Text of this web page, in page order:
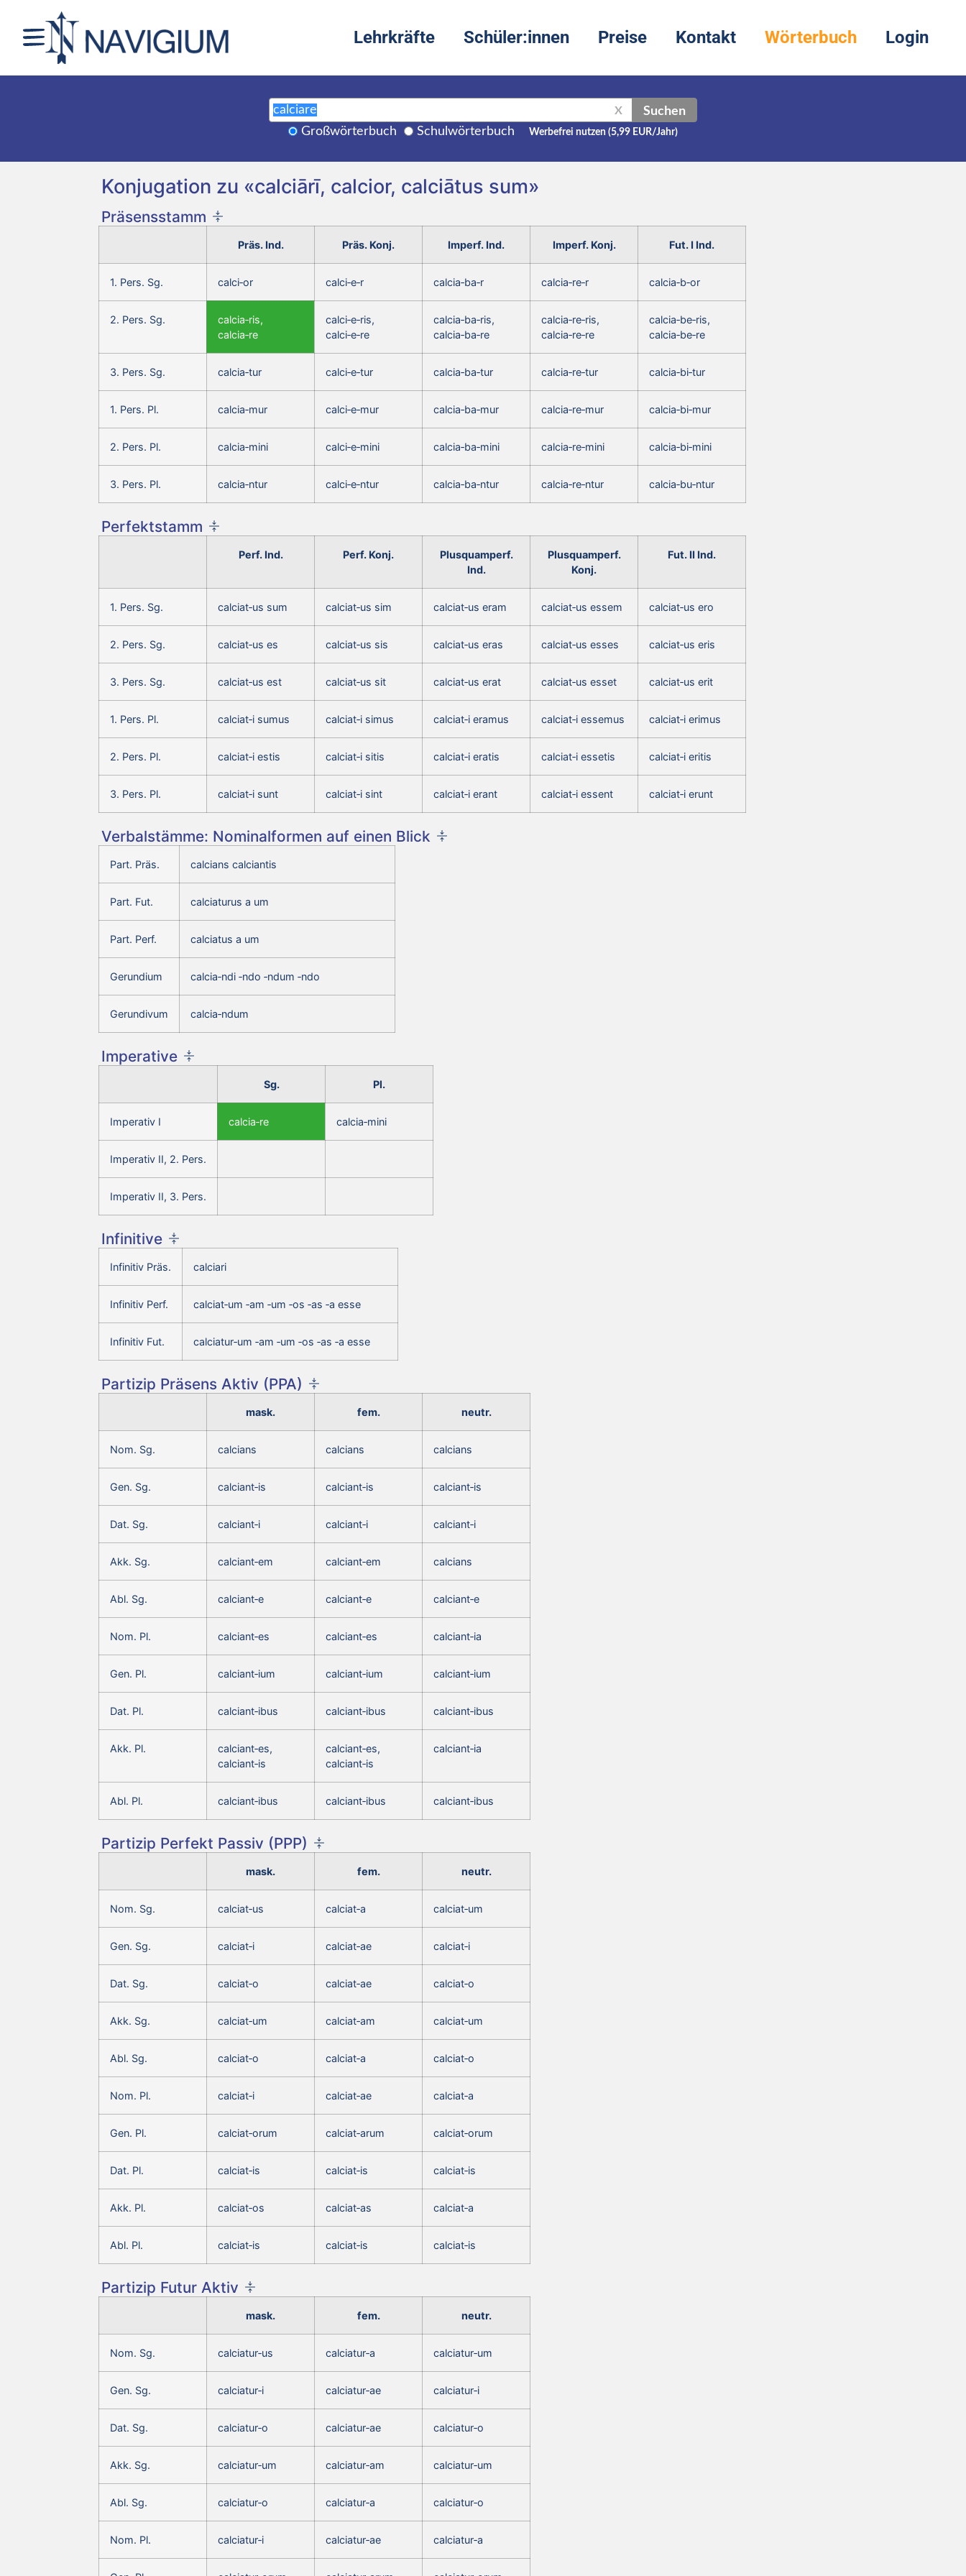
Lehrkräfte Schüler:innen Preise Kontakt Wörterbuch Login
X Suchen
Großwörterbuch Schulwörterbuch Werbefrei nutzen (5,99 EUR/Jahr)
Konjugation zu «calciārī, calcior, calciātus sum»
Präsensstamm
Präs. Ind. Präs. Konj. Imperf. Ind. Imperf. Konj. Fut. I Ind.
1. Pers. Sg. calci‑or calci‑e‑r calcia‑ba‑r calcia‑re‑r calcia‑b‑or
2. Pers. Sg.
calcia‑ris,
calcia‑re
calci‑e‑ris,
calci‑e‑re
calcia‑ba‑ris,
calcia‑ba‑re
calcia‑re‑ris,
calcia‑re‑re
calcia‑be‑ris,
calcia‑be‑re
3. Pers. Sg. calcia‑tur calci‑e‑tur calcia‑ba‑tur calcia‑re‑tur calcia‑bi‑tur
1. Pers. Pl. calcia‑mur calci‑e‑mur calcia‑ba‑mur calcia‑re‑mur calcia‑bi‑mur
2. Pers. Pl. calcia‑mini calci‑e‑mini calcia‑ba‑mini calcia‑re‑mini calcia‑bi‑mini
3. Pers. Pl. calcia‑ntur calci‑e‑ntur calcia‑ba‑ntur calcia‑re‑ntur calcia‑bu‑ntur
Perfektstamm
Perf. Ind. Perf. Konj.
Plusquamperf.
Ind.
Plusquamperf.
Konj.
Fut. II Ind.
1. Pers. Sg. calciat‑us sum calciat‑us sim calciat‑us eram calciat‑us essem calciat‑us ero
2. Pers. Sg. calciat‑us es calciat‑us sis calciat‑us eras calciat‑us esses calciat‑us eris
3. Pers. Sg. calciat‑us est calciat‑us sit calciat‑us erat calciat‑us esset calciat‑us erit
1. Pers. Pl. calciat‑i sumus calciat‑i simus calciat‑i eramus calciat‑i essemus calciat‑i erimus
2. Pers. Pl. calciat‑i estis calciat‑i sitis calciat‑i eratis calciat‑i essetis calciat‑i eritis
3. Pers. Pl. calciat‑i sunt calciat‑i sint calciat‑i erant calciat‑i essent calciat‑i erunt
Verbalstämme: Nominalformen auf einen Blick
Part. Präs. calcians calciantis
Part. Fut. calciaturus a um
Part. Perf. calciatus a um
Gerundium calcia‑ndi ‑ndo ‑ndum ‑ndo
Gerundivum calcia‑ndum
Imperative
Sg. Pl.
Imperativ I calcia‑re calcia‑mini
Imperativ II, 2. Pers.
Imperativ II, 3. Pers.
Infinitive
Infinitiv Präs. calciari
Infinitiv Perf. calciat‑um ‑am ‑um ‑os ‑as ‑a esse
Infinitiv Fut. calciatur‑um ‑am ‑um ‑os ‑as ‑a esse
Partizip Präsens Aktiv (PPA)
mask. fem. neutr.
Nom. Sg. calcians calcians calcians
Gen. Sg. calciant‑is calciant‑is calciant‑is
Dat. Sg. calciant‑i calciant‑i calciant‑i
Akk. Sg. calciant‑em calciant‑em calcians
Abl. Sg. calciant‑e calciant‑e calciant‑e
Nom. Pl. calciant‑es calciant‑es calciant‑ia
Gen. Pl. calciant‑ium calciant‑ium calciant‑ium
Dat. Pl. calciant‑ibus calciant‑ibus calciant‑ibus
Akk. Pl.
calciant‑es,
calciant‑is
calciant‑es,
calciant‑is
calciant‑ia
Abl. Pl. calciant‑ibus calciant‑ibus calciant‑ibus
Partizip Perfekt Passiv (PPP)
mask. fem. neutr.
Nom. Sg. calciat‑us calciat‑a calciat‑um
Gen. Sg. calciat‑i calciat‑ae calciat‑i
Dat. Sg. calciat‑o calciat‑ae calciat‑o
Akk. Sg. calciat‑um calciat‑am calciat‑um
Abl. Sg. calciat‑o calciat‑a calciat‑o
Nom. Pl. calciat‑i calciat‑ae calciat‑a
Gen. Pl. calciat‑orum calciat‑arum calciat‑orum
Dat. Pl. calciat‑is calciat‑is calciat‑is
Akk. Pl. calciat‑os calciat‑as calciat‑a
Abl. Pl. calciat‑is calciat‑is calciat‑is
Partizip Futur Aktiv
mask. fem. neutr.
Nom. Sg. calciatur‑us calciatur‑a calciatur‑um
Gen. Sg. calciatur‑i calciatur‑ae calciatur‑i
Dat. Sg. calciatur‑o calciatur‑ae calciatur‑o
Akk. Sg. calciatur‑um calciatur‑am calciatur‑um
Abl. Sg. calciatur‑o calciatur‑a calciatur‑o
Nom. Pl. calciatur‑i calciatur‑ae calciatur‑a